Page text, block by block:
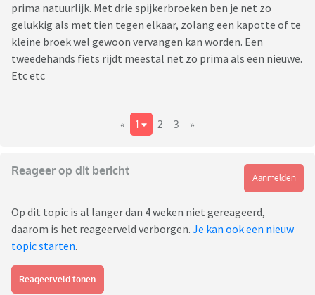
prima natuurlijk. Met drie spijkerbroeken ben je net zo
gelukkig als met tien tegen elkaar, zolang een kapotte of te
kleine broek wel gewoon vervangen kan worden. Een
tweedehands fiets rijdt meestal net zo prima als een nieuwe.
Etc etc
« 1 2 3 »
Reageer op dit bericht
Aanmelden
Op dit topic is al langer dan 4 weken niet gereageerd,
daarom is het reageerveld verborgen. Je kan ook een nieuw
topic starten.
Reageerveld tonen